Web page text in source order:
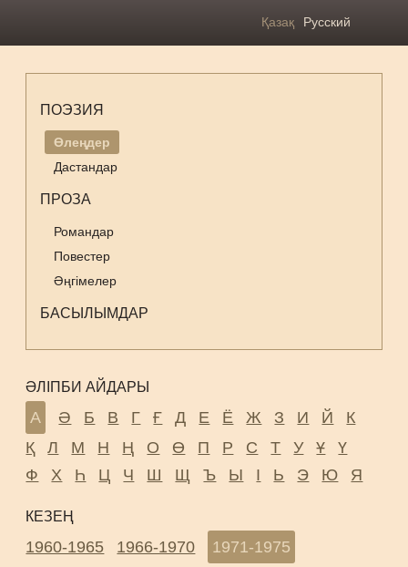
Қазақ Русский
ПОЭЗИЯ
Өлеңдер
Дастандар
ПРОЗА
Романдар
Повестер
Әңгімелер
БАСЫЛЫМДАР
ӘЛІПБИ АЙДАРЫ
А Ә Б В Г Ғ Д Е Ё Ж З И Й
К
Қ
Л М Н Ң О Ө П Р С Т У Ұ
Ү
Ф
Х Һ Ц Ч Ш Щ Ъ Ы І Ь Э Ю Я
КЕЗЕҢ
1960-1965 1966-1970
1971-1975